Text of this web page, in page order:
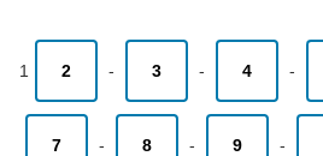
1 2 - 3 - 4 -
7 - 8 - 9 -